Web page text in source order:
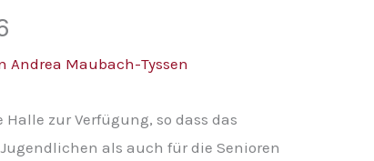
Andrea Maubach-Tyssen
zur Verfügung, so dass das
als auch für die Senioren